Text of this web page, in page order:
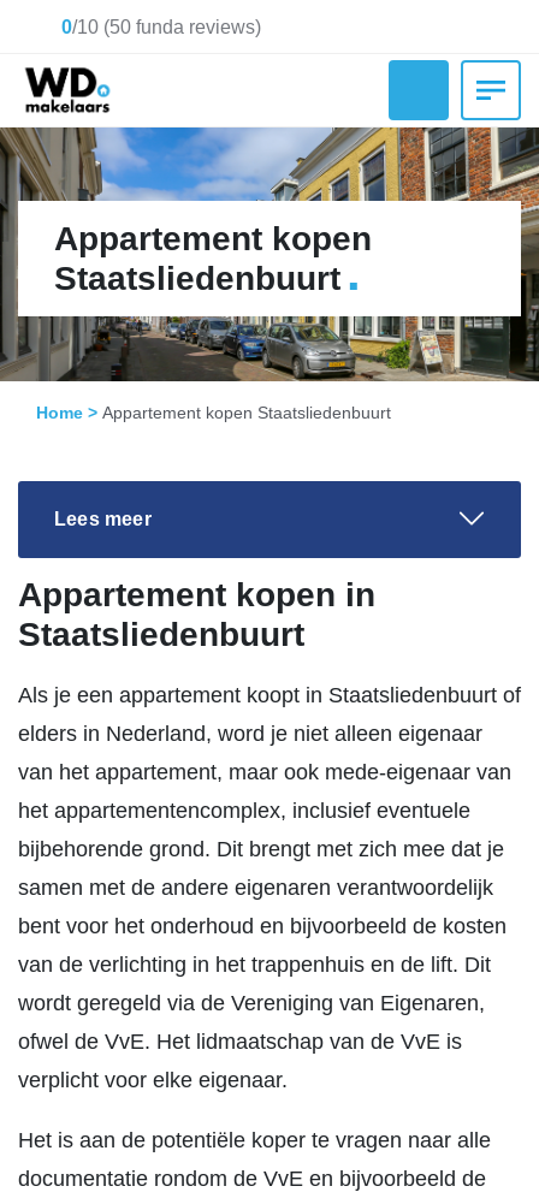
0/10 (50 funda reviews)
Appartement kopen
Staatsliedenbuurt .
Home > Appartement kopen Staatsliedenbuurt
Lees meer
Appartement kopen in
Staatsliedenbuurt
Als je een appartement koopt in Staatsliedenbuurt of
elders in Nederland, word je niet alleen eigenaar
van het appartement, maar ook mede-eigenaar van
het appartementencomplex, inclusief eventuele
bijbehorende grond. Dit brengt met zich mee dat je
samen met de andere eigenaren verantwoordelijk
bent voor het onderhoud en bijvoorbeeld de kosten
van de verlichting in het trappenhuis en de lift. Dit
wordt geregeld via de Vereniging van Eigenaren,
ofwel de VvE. Het lidmaatschap van de VvE is
verplicht voor elke eigenaar.
Het is aan de potentiële koper te vragen naar alle
documentatie rondom de VvE en bijvoorbeeld de